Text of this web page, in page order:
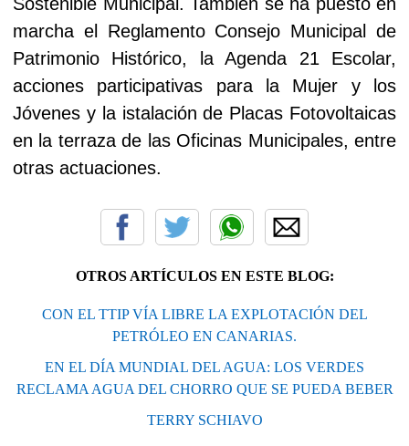
marcha el Reglamento Consejo Municipal de
Patrimonio Histórico, la Agenda 21 Escolar,
acciones participativas para la Mujer y los
Jóvenes y la istalación de Placas Fotovoltaicas
en la terraza de las Oficinas Municipales, entre
otras actuaciones.
OTROS ARTÍCULOS EN ESTE BLOG:
CON EL TTIP VÍA LIBRE LA EXPLOTACIÓN DEL
PETRÓLEO EN CANARIAS.
EN EL DÍA MUNDIAL DEL AGUA: LOS VERDES
RECLAMA AGUA DEL CHORRO QUE SE PUEDA BEBER
TERRY SCHIAVO